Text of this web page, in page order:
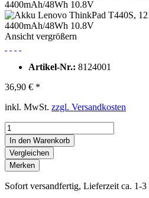
Ansicht vergrößern
Artikel-Nr.: 8124001
36,90 € *
inkl. MwSt. zzgl. Versandkosten
In den Warenkorb
Vergleichen
Merken
Sofort versandfertig, Lieferzeit ca. 1-3